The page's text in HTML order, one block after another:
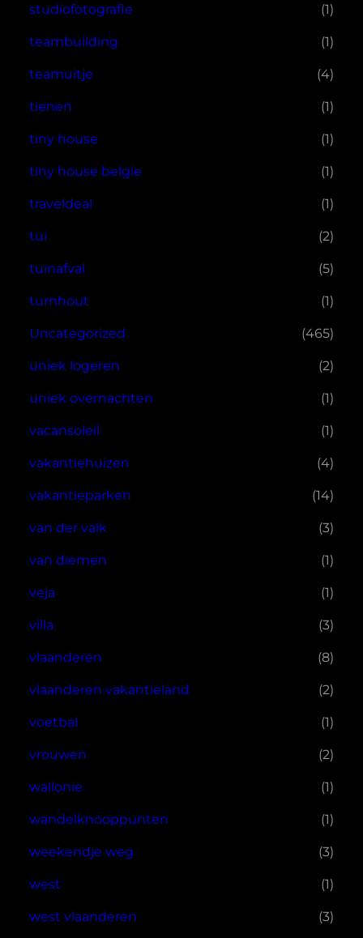
studiofotografie (1)
teambuilding (1)
teamuitje (4)
tienen (1)
tiny house (1)
tiny house belgie (1)
traveldeal (1)
tui (2)
tuinafval (5)
turnhout (1)
Uncategorized (465)
uniek logeren (2)
uniek overnachten (1)
vacansoleil (1)
vakantiehuizen (4)
vakantieparken (14)
van der valk (3)
van diemen (1)
veja (1)
villa (3)
vlaanderen (8)
vlaanderen vakantieland (2)
voetbal (1)
vrouwen (2)
wallonie (1)
wandelknooppunten (1)
weekendje weg (3)
west (1)
west vlaanderen (3)